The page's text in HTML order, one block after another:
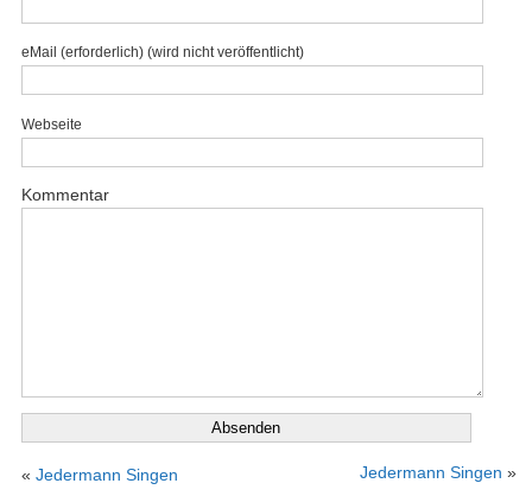
eMail (erforderlich) (wird nicht veröffentlicht)
Webseite
Kommentar
« Jedermann Singen Jedermann Singen »